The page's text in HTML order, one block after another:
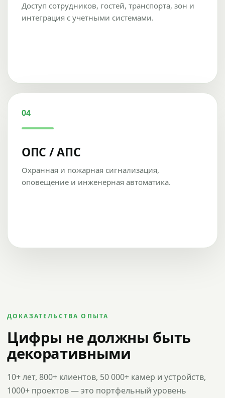
Доступ сотрудников, гостей, транспорта, зон и
интеграция с учетными системами.
04
ОПС / АПС
Охранная и пожарная сигнализация,
оповещение и инженерная автоматика.
ДОКАЗАТЕЛЬСТВА ОПЫТА
Цифры не должны быть
декоративными
10+ лет, 800+ клиентов, 50 000+ камер и устройств,
1000+ проектов — это портфельный уровень